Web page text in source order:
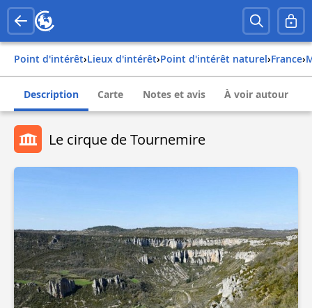
Point d'intérêt› Lieux d'intérêt› Point d'intérêt naturel› france›
Description Carte Notes et avis À voir autour
Le cirque de Tournemire